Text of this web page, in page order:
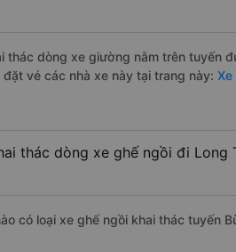
thác dòng xe giường nằm trên tuyến
vé các nhà xe này tại trang này:
thác dòng xe ghế ngồi đi
có loại xe ghế ngồi khai thác tuyến